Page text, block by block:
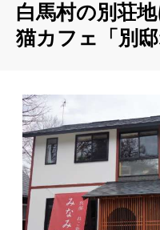
白馬村の別荘
猫カフェ「別